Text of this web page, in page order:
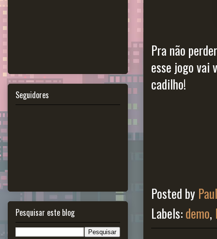
Pra não
esse jogo vai
cadilho!
Posted by
Labels:demo,
Seguidores
Pesquisar este blog